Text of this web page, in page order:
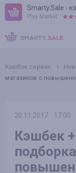
Smarty.Sale -
Play Market:
ПРАВИЛА
ПЛАГИНЫ
Кэшбэк сервис
магазинов с
20.11.2017 17:00
Кэшбек